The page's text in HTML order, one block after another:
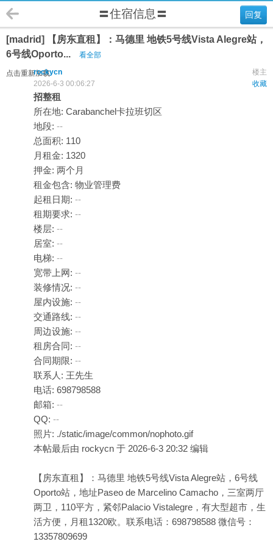
回复
〓住宿信息〓
[madrid] 【房东直租】：马德里 地铁5号线Vista Alegre站，
6号线Oporto...
看全部
点击重新加载 楼主
rockycn
收藏
2026-6-3 00:06:27
招整租
所在地: Carabanchel卡拉班切区
地段: --
总面积: 110
月租金: 1320
押金: 两个月
租金包含: 物业管理费
起租日期: --
租期要求: --
楼层: --
居室: --
电梯: --
宽带上网: --
装修情况: --
屋内设施: --
交通路线: --
周边设施: --
租房合同: --
合同期限: --
联系人: 王先生
电话: 698798588
邮箱: --
QQ: --
照片: ./static/image/common/nophoto.gif
本帖最后由 rockycn 于 2026-6-3 20:32 编辑
【房东直租】：马德里 地铁5号线Vista Alegre站，6号线
Oporto站，地址Paseo de Marcelino Camacho，三室两厅
两卫，110平方，紧邻Palacio Vistalegre，有大型超市，生
活方便，月租1320欧。联系电话：698798588 微信号：
13357809699